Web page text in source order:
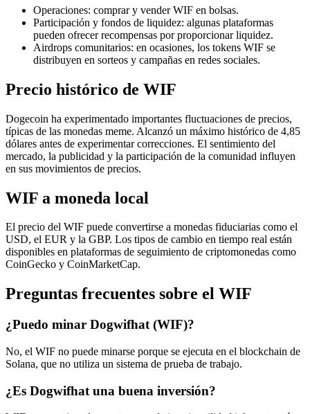
Operaciones: comprar y vender WIF en bolsas.
Participación y fondos de liquidez: algunas plataformas
pueden ofrecer recompensas por proporcionar liquidez.
Airdrops comunitarios: en ocasiones, los tokens WIF se
distribuyen en sorteos y campañas en redes sociales.
Precio histórico de WIF
Dogecoin ha experimentado importantes fluctuaciones de precios,
típicas de las monedas meme. Alcanzó un máximo histórico de 4,85
dólares antes de experimentar correcciones. El sentimiento del
mercado, la publicidad y la participación de la comunidad influyen
en sus movimientos de precios.
WIF a moneda local
El precio del WIF puede convertirse a monedas fiduciarias como el
USD, el EUR y la GBP. Los tipos de cambio en tiempo real están
disponibles en plataformas de seguimiento de criptomonedas como
CoinGecko y CoinMarketCap.
Preguntas frecuentes sobre el WIF
¿Puedo minar Dogwifhat (WIF)?
No, el WIF no puede minarse porque se ejecuta en el blockchain de
Solana, que no utiliza un sistema de prueba de trabajo.
¿Es Dogwifhat una buena inversión?